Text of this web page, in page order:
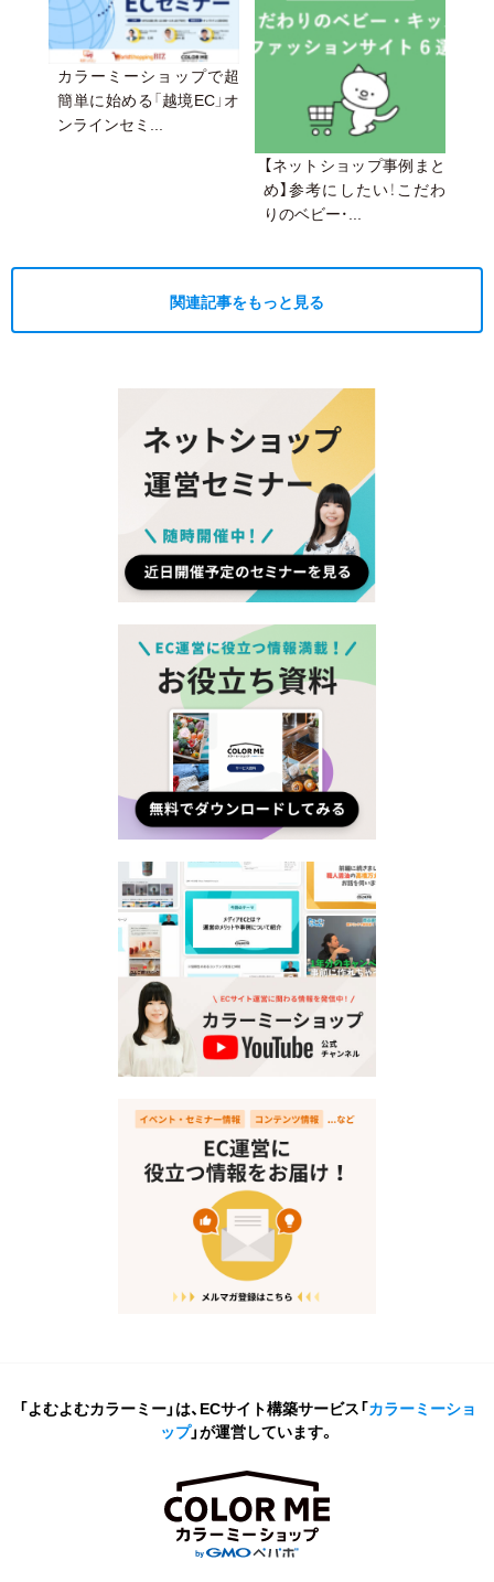
カラーミーショップで超
簡単に始める「越境EC」オ
ンラインセミ...
【ネットショップ事例まと
め】参考にしたい！こだわ
りのベビー・...
関連記事をもっと見る
「よむよむカラーミー」は、ECサイト構築サービス「カラーミーショ
ップ」が運営しています。